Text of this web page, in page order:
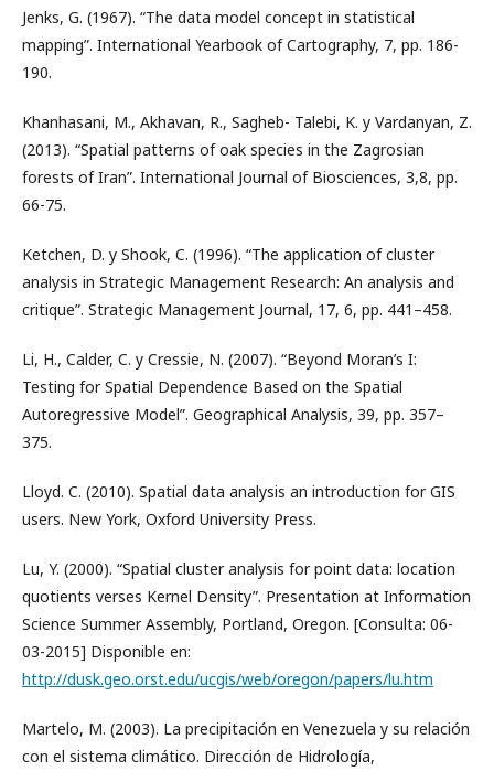
Jenks, G. (1967). “The data model concept in statistical
mapping”. International Yearbook of Cartography, 7, pp. 186-
190.
Khanhasani, M., Akhavan, R., Sagheb- Talebi, K. y Vardanyan, Z.
(2013). “Spatial patterns of oak species in the Zagrosian
forests of Iran”. International Journal of Biosciences, 3,8, pp.
66-75.
Ketchen, D. y Shook, C. (1996). “The application of cluster
analysis in Strategic Management Research: An analysis and
critique”. Strategic Management Journal, 17, 6, pp. 441–458.
Li, H., Calder, C. y Cressie, N. (2007). “Beyond Moran’s I:
Testing for Spatial Dependence Based on the Spatial
Autoregressive Model”. Geographical Analysis, 39, pp. 357–
375.
Lloyd. C. (2010). Spatial data analysis an introduction for GIS
users. New York, Oxford University Press.
Lu, Y. (2000). “Spatial cluster analysis for point data: location
quotients verses Kernel Density”. Presentation at Information
Science Summer Assembly, Portland, Oregon. [Consulta: 06-
03-2015] Disponible en:
http://dusk.geo.orst.edu/ucgis/web/oregon/papers/lu.htm
Martelo, M. (2003). La precipitación en Venezuela y su relación
con el sistema climático. Dirección de Hidrología,